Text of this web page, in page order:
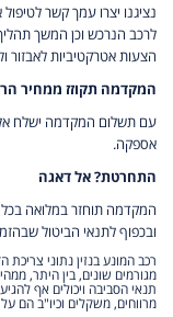
נציגנו יצרו עמך קשר
לרכב הנרכש וכן המשך
הצעות אטרקטיביות לאבזור
המקדמה תקוזז ממחיר
עם תשלום המקדמה ישלח
אספקה.
התחרטת? אל דאגה
המקדמה תוחזר במלואה
ובכפוף לתנאי הביטול
רכב המונע בנזין נתוני
מגורמים שונים, בין היתר,
תנאי הסביבה ויכולים אף
מרווחים, משקלים וכיו"ב הם על